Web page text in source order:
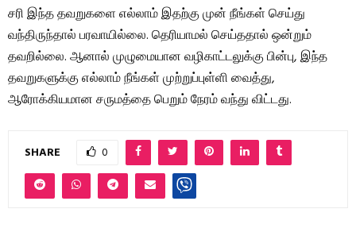
சரி இந்த தவறுகளை எல்லாம் இதற்கு முன் நீங்கள் செய்து
வந்திருந்தால் பரவாயில்லை. தெரியாமல் செய்ததால் ஒன்றும்
தவறில்லை. ஆனால் முழுமையான வழிகாட்டலுக்கு பின்பு, இந்த
தவறுகளுக்கு எல்லாம் நீங்கள் முற்றுப்புள்ளி வைத்து,
ஆரோக்கியமான சருமத்தை பெறும் நேரம் வந்து விட்டது.
SHARE 0